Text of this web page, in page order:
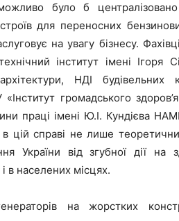
можливо було б
для переносних
на увагу бізнесу.
інститут імені Ігоря
НДІ будівельних
«Інститут громадського
праці імені Ю.І. Кундієва
цій справі не лише
України від згубної дії
в населених місцях.
на жорстких